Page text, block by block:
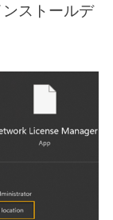
ンストールデ